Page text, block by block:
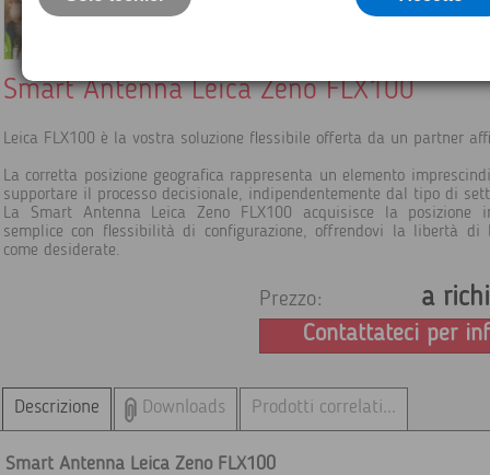
Smart Antenna Leica Zeno FLX100
Leica FLX100 è la vostra soluzione flessibile offerta da un partner
La corretta posizione geografica rappresenta un elemento
supportare il processo decisionale, indipendentemente dal tipo di
La Smart Antenna Leica Zeno FLX100 acquisisce la posizione
semplice con flessibilità di configurazione, offrendovi la libertà di
come desiderate.
Prezzo: a
Contattateci per
Descrizione Downloads Prodotti correlati...
Smart Antenna Leica Zeno FLX100